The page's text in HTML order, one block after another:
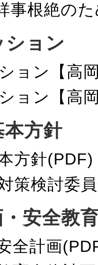
事根絶の
ション
ョン【高
ョン【高
方針
方針(PDF)
策検討委
安全教
全計画